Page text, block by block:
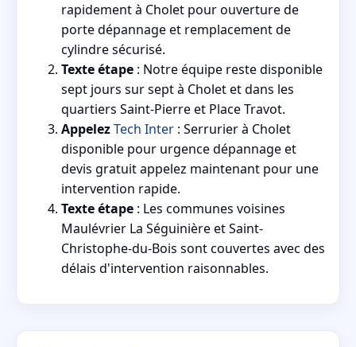
rapidement à Cholet pour ouverture de
porte dépannage et remplacement de
cylindre sécurisé.
Texte étape : Notre équipe reste disponible
sept jours sur sept à Cholet et dans les
quartiers Saint-Pierre et Place Travot.
AppelezTech Inter : Serrurier à Cholet
disponible pour urgence dépannage et
devis gratuit appelez maintenant pour une
intervention rapide.
Texte étape : Les communes voisines
Maulévrier La Séguinière et Saint-
Christophe-du-Bois sont couvertes avec des
délais d'intervention raisonnables.